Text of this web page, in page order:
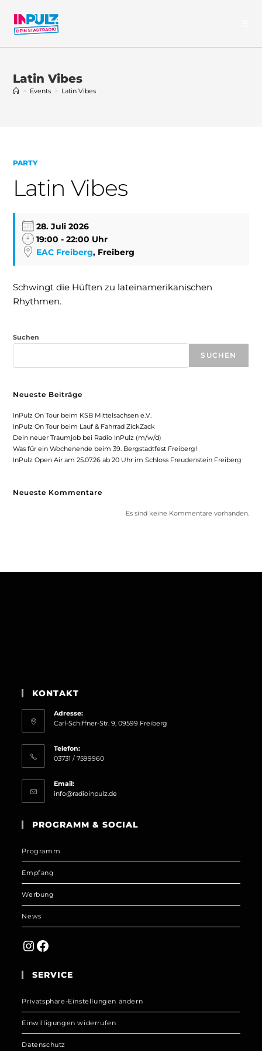
Inhalt
springen
Latin Vibes
> Events > Latin Vibes
PARTY
Latin Vibes
28. Juli 2026
19:00 - 22:00 Uhr
EAC Freiberg, Freiberg
Schwingt die Hüften zu lateinamerikanischen
Rhythmen.
Suchen
SUCHEN
Neueste Beiträge
InPulz On Tour beim KSB Mittelsachsen e.V.
InPulz On Tour beim Lauf & Fahrrad ZickZack
Dein neuer Traumjob bei Radio InPulz (m/w/d)
Was für ein Wochenende beim 39. Bergstadtfest Freiberg!
InPulz Open Air am 25.07.26 ab 20 Uhr im Schloss Freudenstein Freiberg
Neueste Kommentare
Es sind keine Kommentare vorhanden.
KONTAKT
Adresse:
Carl-Schiffner-Str. 9, 09599 Freiberg
Telefon:
03731 / 7599960
Email:
info@radioinpulz.de
application
PROGRAMM & SOCIAL
Programm
Empfang
Werbung
News
Instagram
Facebook
SERVICE
Privatsphäre-Einstellungen ändern
Einwilligungen widerrufen
Datenschutz